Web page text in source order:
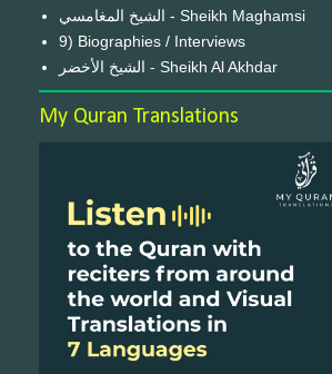
الشيخ المغامسي - Sheikh Maghamsi
9) Biographies / Interviews
الشيخ الأخضر - Sheikh Al Akhdar
My Quran Translations